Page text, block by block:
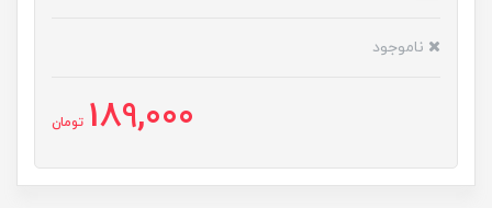
ناموجود
189,000 تومان